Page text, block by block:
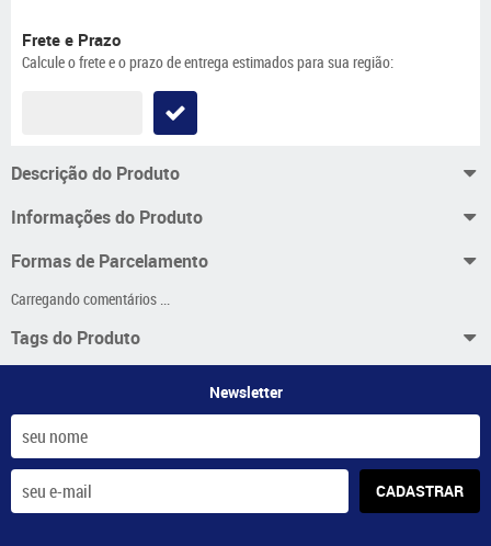
Frete e Prazo
Calcule o frete e o prazo de entrega estimados para sua região:
Descrição do Produto
Informações do Produto
Formas de Parcelamento
Carregando comentários ...
Tags do Produto
Newsletter
CADASTRAR